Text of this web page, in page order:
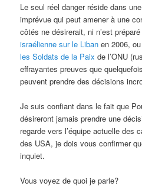
Le seul réel danger réside dans
imprévue qui peut amener à une
côtés ne désirerait, ni n’est
israélienne sur le Liban en 2006,
les Soldats de la Paix de l’ONU
effrayantes preuves que
peuvent prendre des décisions
Je suis confiant dans le fait que
désireront jamais prendre une
regarde vers l’équipe actuelle des
des USA, je dois vous confirmer
inquiet.
Vous voyez de quoi je parle?